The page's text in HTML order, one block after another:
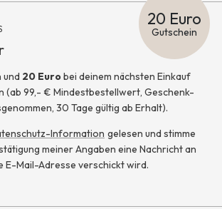
20 Euro
Gutschein
und 20 Eurobei deinem nächsten Einkauf
(ab 99,- € Mindestbestellwert, Geschenk-
30 Tage gültig ab Erhalt).
Information gelesen und stimme
meiner Angaben eine Nachricht an
E-Mail-Adresse verschickt wird.